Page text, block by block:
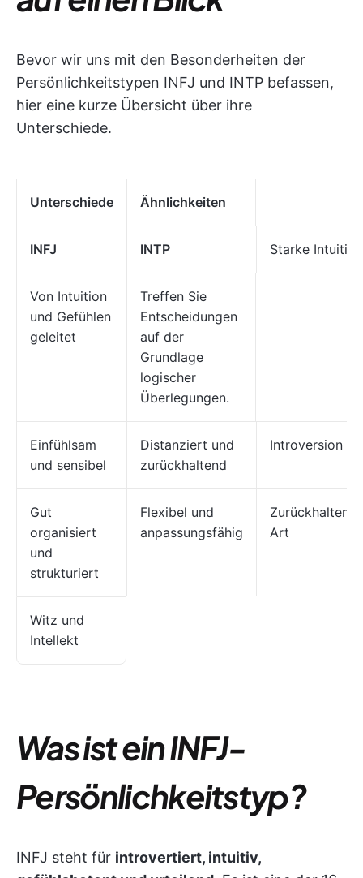
Bevor wir uns mit den Besonderheiten der
Persönlichkeitstypen INFJ und INTP befassen,
hier eine kurze Übersicht über ihre
Unterschiede.
Unterschiede Ähnlichkeiten
INFJ INTP Starke Intuition
Von Intuition
und Gefühlen
geleitet
Treffen Sie
Entscheidungen
auf der
Grundlage
logischer
Überlegungen.
Einfühlsam
und sensibel
Distanziert und
zurückhaltend
Introversion
Gut
organisiert
und
strukturiert
Flexibel und
anpassungsfähig
Art
Witz und
Intellekt
Was ist ein INFJ-
Persönlichkeitstyp?
INFJ steht für introvertiert, intuitiv,